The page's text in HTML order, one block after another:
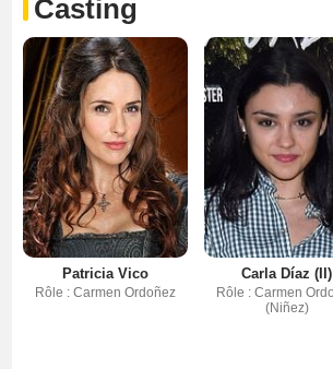
Casting
Patricia Vico
Rôle : Carmen Ordoñez
Carla Díaz (II)
Rôle : Carmen
(Niñez)